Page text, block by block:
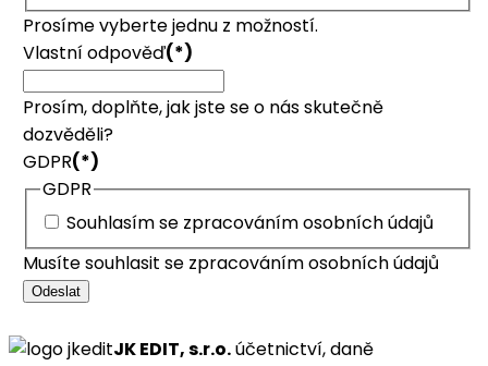
Prosíme vyberte jednu z možností.
Vlastní odpověď(*)
Prosím, doplňte, jak jste se o nás skutečně
dozvěděli?
GDPR(*)
GDPR
Souhlasím se zpracováním osobních údajů
Musíte souhlasit se zpracováním osobních údajů
Odeslat
JK EDIT, s.r.o.účetnictví, daně